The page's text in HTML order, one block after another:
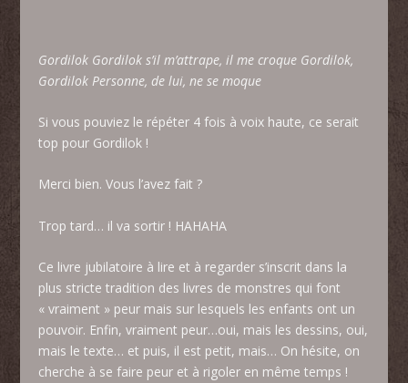
Gordilok Gordilok s’il m’attrape, il me croque Gordilok,
Gordilok Personne, de lui, ne se moque
Si vous pouviez le répéter 4 fois à voix haute, ce serait
top pour Gordilok !
Merci bien. Vous l’avez fait ?
Trop tard… il va sortir ! HAHAHA
Ce livre jubilatoire à lire et à regarder s’inscrit dans la
plus stricte tradition des livres de monstres qui font
« vraiment » peur mais sur lesquels les enfants ont un
pouvoir. Enfin, vraiment peur…oui, mais les dessins, oui,
mais le texte… et puis, il est petit, mais… On hésite, on
cherche à se faire peur et à rigoler en même temps !